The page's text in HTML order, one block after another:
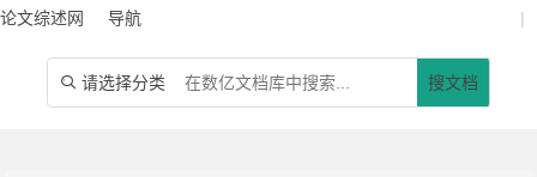
论文综述网 导航 |
 请选择分类 搜文档